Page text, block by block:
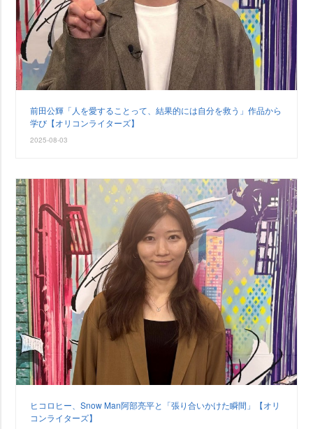
前田公輝「人を愛することって、結果的には自分を救う」作品から
学び【オリコンライターズ】
2025-08-03
ヒコロヒー、Snow Man阿部亮平と「張り合いかけた瞬間」【オリ
コンライターズ】